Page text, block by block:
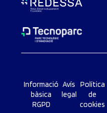
Informació
bàsica
RGPD
Avís
legal
Política
de
cookies